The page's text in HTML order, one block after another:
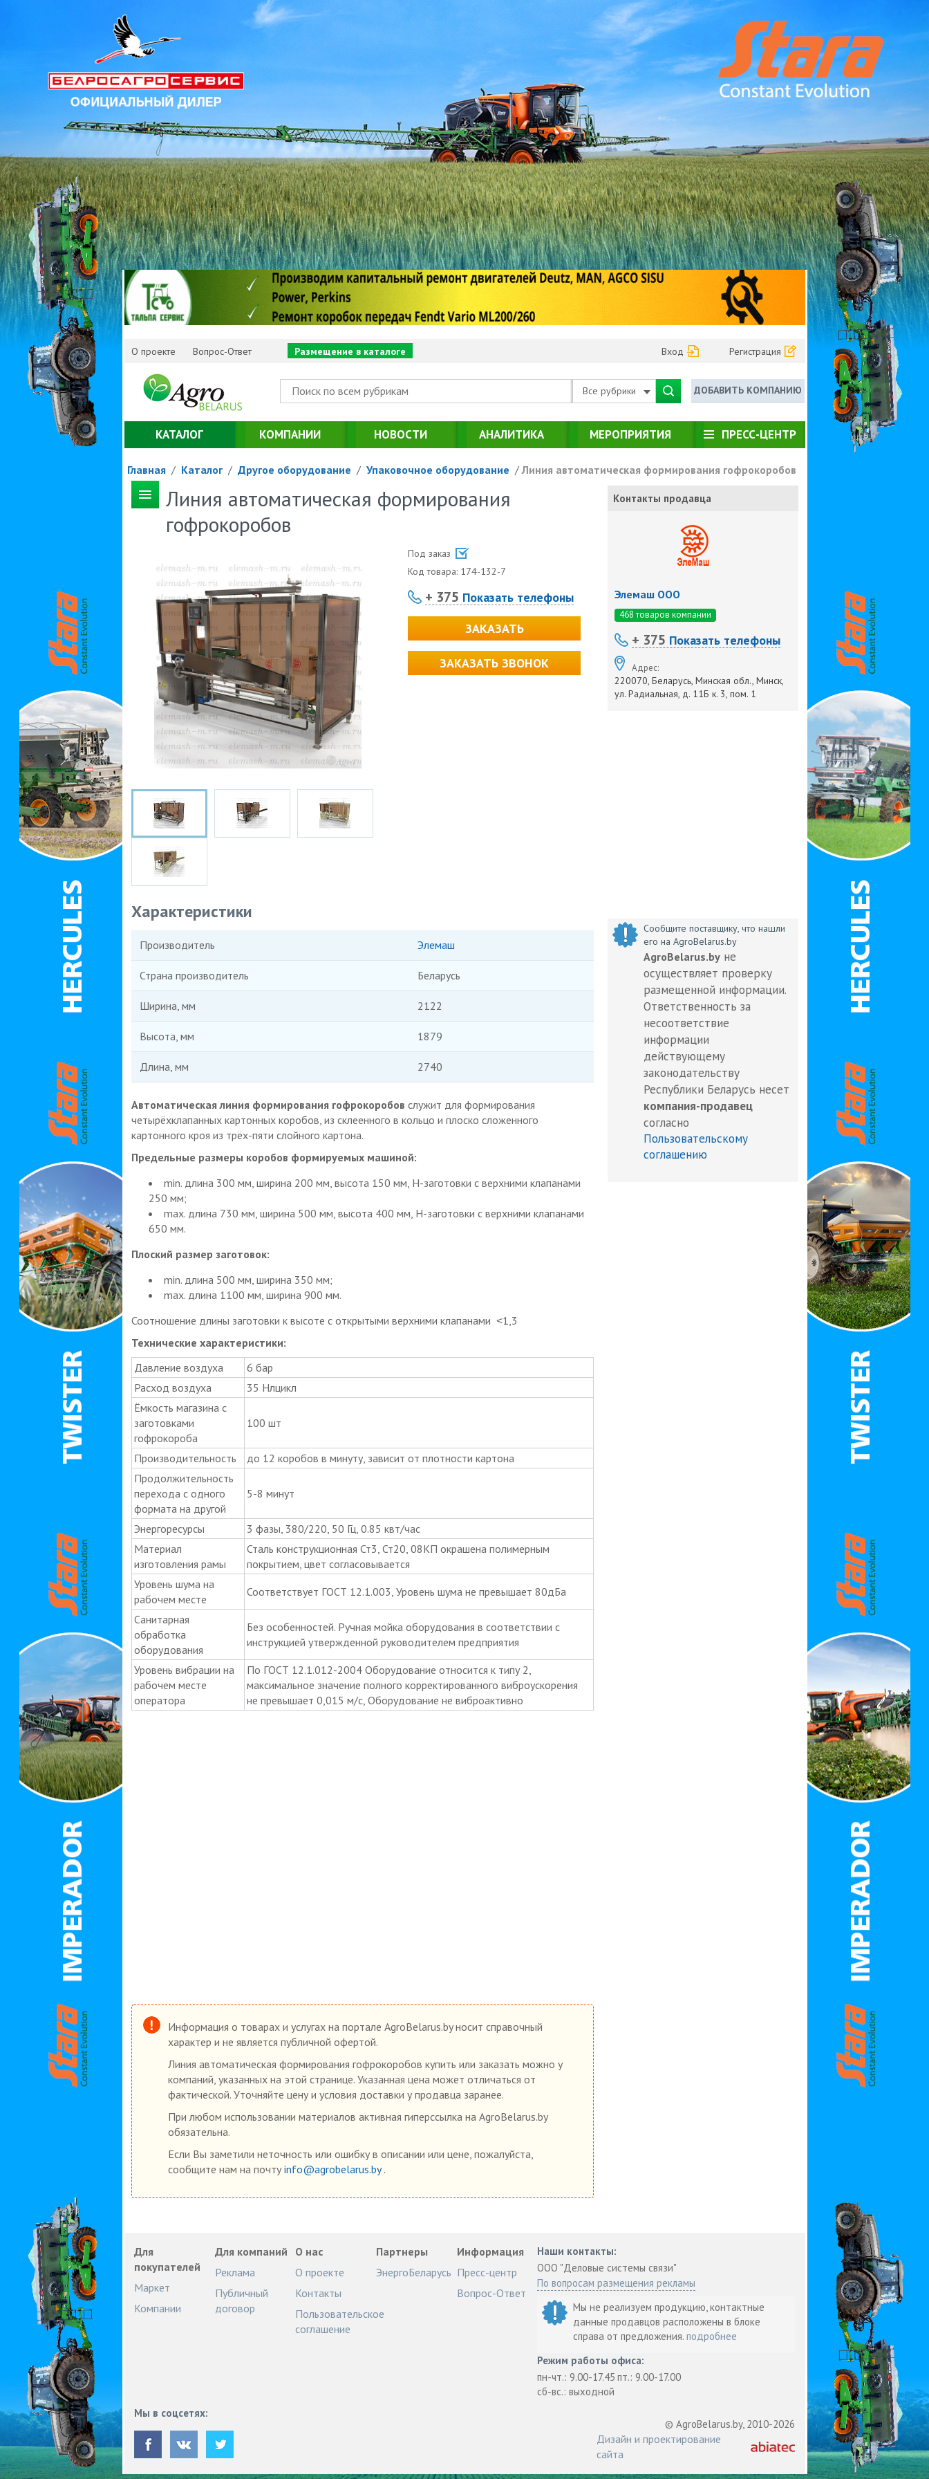
О проекте Вопрос-Ответ Размещение в каталоге Вход Регистрация
Все рубрики ДОБАВИТЬ КОМПАНИЮ
КАТАЛОГ КОМПАНИИ НОВОСТИ АНАЛИТИКА МЕРОПРИЯТИЯ ПРЕСС-ЦЕНТР
Главная / Каталог / Другое оборудование / Упаковочное оборудование /Линия автоматическая формирования гофрокоробов
Линия автоматическая формирования
гофрокоробов
Под заказ
Код товара: 174-132-7
+ 375 Показать телефоны
ЗАКАЗАТЬ
ЗАКАЗАТЬ ЗВОНОК
Характеристики
Производитель Элемаш
Страна производитель Беларусь
Ширина, мм 2122
Высота, мм 1879
Длина, мм 2740
Автоматическая линия формирования гофрокоробов служит для формирования
четырёхклапанных картонных коробов, из склеенного в кольцо и плоско сложенного
картонного кроя из трёх-пяти слойного картона.
Предельные размеры коробов формируемых машиной:
min. длина 300 мм, ширина 200 мм, высота 150 мм, Н-заготовки с верхними клапанами
250 мм;
max. длина 730 мм, ширина 500 мм, высота 400 мм, Н-заготовки с верхними клапанами
650 мм.
Плоский размер заготовок:
min. длина 500 мм, ширина 350 мм;
max. длина 1100 мм, ширина 900 мм.
Соотношение длины заготовки к высоте с открытыми верхними клапанами ˂1,3
Технические характеристики:
Давление воздуха
6 бар
Расход воздуха
35 Нлцикл
Ёмкость магазина с
заготовками
гофрокороба
100 шт
Производительность
до 12 коробов в минуту, зависит от плотности картона
Продолжительность
перехода с одного
формата на другой
5-8 минут
Энергоресурсы
3 фазы, 380/220, 50 Гц, 0.85 квт/час
Материал
изготовления рамы
Сталь конструкционная Ст3, Ст20, 08КП окрашена полимерным
покрытием, цвет согласовывается
Уровень шума на
рабочем месте
Соответствует ГОСТ 12.1.003, Уровень шума не превышает 80дБа
Санитарная
обработка
оборудования
Без особенностей. Ручная мойка оборудования в соответствии с
инструкцией утвержденной руководителем предприятия
Уровень вибрации на
рабочем месте
оператора
По ГОСТ 12.1.012-2004 Оборудование относится к типу 2,
максимальное значение полного корректированного виброускорения
не превышает 0,015 м/с, Оборудование не виброактивно
Контакты продавца
Элемаш ООО
468 товаров компании
+ 375 Показать телефоны
Адрес:
220070, Беларусь, Минская обл., Минск,
ул. Радиальная, д. 11Б к. 3, пом. 1
Сообщите поставщику, что нашли
его на AgroBelarus.by
AgroBelarus.by не
осуществляет проверку
размещенной информации.
Ответственность за
несоответствие
информации
действующему
законодательству
Республики Беларусь несет
компания-продавец
согласно
Пользовательскому
соглашению
Информация о товарах и услугах на портале AgroBelarus.by носит справочный
характер и не является публичной офертой.
Линия автоматическая формирования гофрокоробов купить или заказать можно у
компаний, указанных на этой странице. Указанная цена может отличаться от
фактической. Уточняйте цену и условия доставки у продавца заранее.
При любом использовании материалов активная гиперссылка на AgroBelarus.by
обязательна.
Если Вы заметили неточность или ошибку в описании или цене, пожалуйста,
сообщите нам на почту info@agrobelarus.by.
Для
покупателей
Маркет
Компании
Для компаний
Реклама
Публичный
договор
О нас
О проекте
Контакты
Пользовательское
соглашение
Партнеры
ЭнергоБеларусь
Информация
Пресс-центр
Вопрос-Ответ
Наши контакты:
ООО "Деловые системы связи"
По вопросам размещения рекламы
Мы не реализуем продукцию, контактные
данные продавцов расположены в блоке
справа от предложения.подробнее
Режим работы офиса:
пн-чт.: 9.00-17.45 пт.: 9.00-17.00
сб-вс.: выходной
Мы в соцсетях:
© AgroBelarus.by, 2010-2026
Дизайн и проектирование
сайта